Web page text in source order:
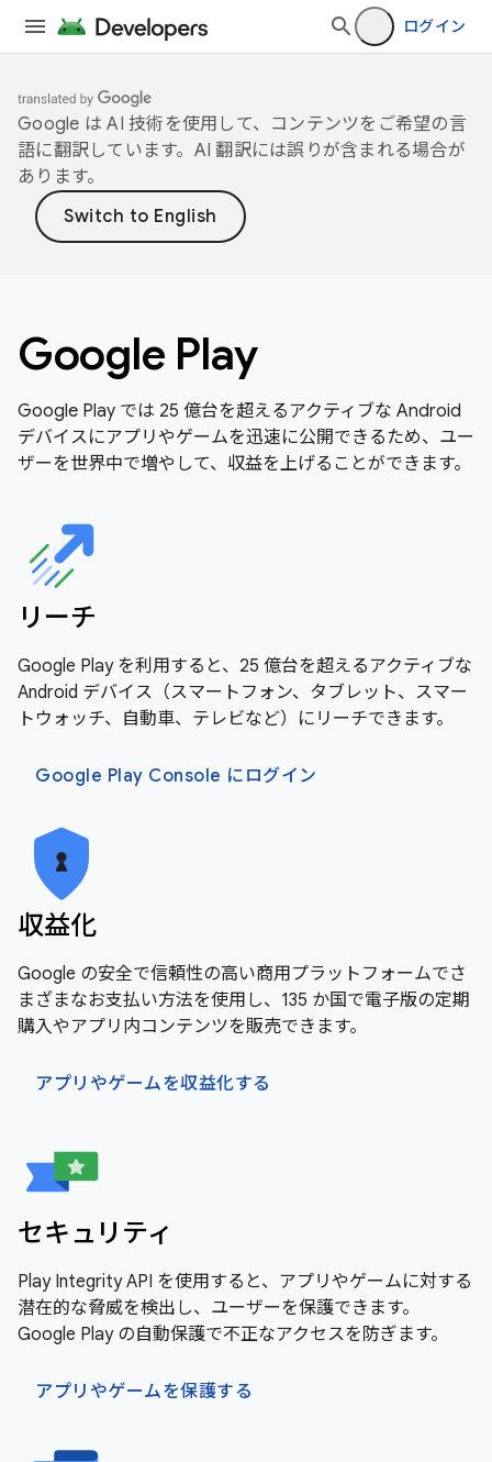
ログイン
Google は AI 技術を使用して、コンテンツをご希望の言
語に翻訳しています。AI 翻訳には誤りが含まれる場合が
あります。
Google Play
Google Play では 25 億台を超えるアクティブな Android
デバイスにアプリやゲームを迅速に公開できるため、ユー
ザーを世界中で増やして、収益を上げることができます。
リーチ
Google Play を利用すると、25 億台を超えるアクティブな
Android デバイス（スマートフォン、タブレット、スマー
トウォッチ、自動車、テレビなど）にリーチできます。
Google Play Console にログイン
収益化
Google の安全で信頼性の高い商用プラットフォームでさ
まざまなお支払い方法を使用し、135 か国で電子版の定期
購入やアプリ内コンテンツを販売できます。
アプリやゲームを収益化する
セキュリティ
Play Integrity API を使用すると、アプリやゲームに対する
潜在的な脅威を検出し、ユーザーを保護できます。
Google Play の自動保護で不正なアクセスを防ぎます。
アプリやゲームを保護する